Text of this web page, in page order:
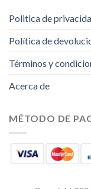
Politica de
Política de
Términos y
Acerca de
MÉTODO DE